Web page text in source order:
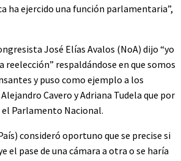
ha ejercido una función parlamentaria”,
José Elías Avalos (NoA) dijo “yo
reelección” respaldándose en que somos
y puso como ejemplo a los
Cavero y Adriana Tudela que por
Parlamento Nacional.
consideró oportuno que se precise si
el pase de una cámara a otra o se haría